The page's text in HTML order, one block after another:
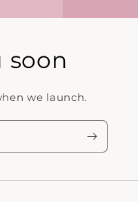
soon
we launch.